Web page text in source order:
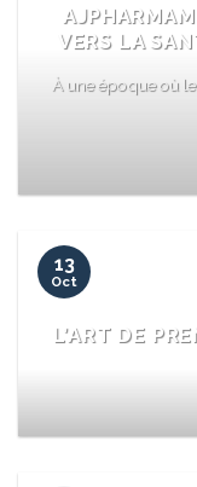
VERS LA
À une époque où
L’ART DE
13
Oct